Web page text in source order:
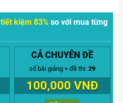
tiết kiệm 83% so với mua từng
CẢ CHUYÊN ĐỀ
số bài giảng + đề thi: 29
100,000 VNĐ